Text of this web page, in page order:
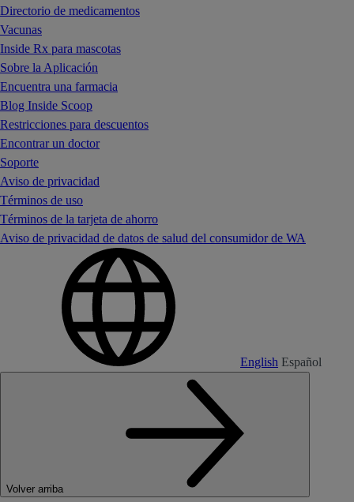
Directorio de medicamentos
Vacunas
Inside Rx para mascotas
Sobre la Aplicación
Encuentra una farmacia
Blog Inside Scoop
Restricciones para descuentos
Encontrar un doctor
Soporte
Aviso de privacidad
Términos de uso
Términos de la tarjeta de ahorro
Aviso de privacidad de datos de salud del consumidor de WA
English Español
Volver arriba